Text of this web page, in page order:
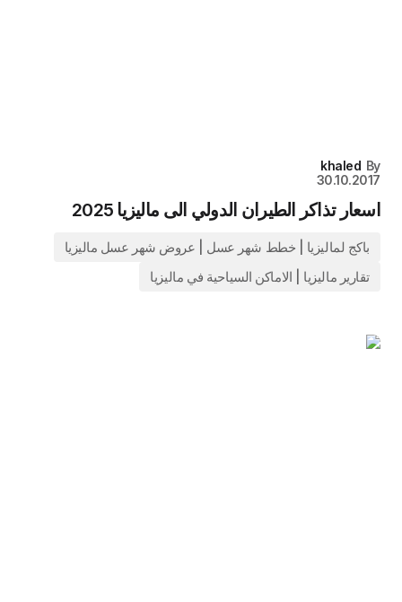
By
khaled
30.10.2017
اسعار تذاكر الطيران الدولي الى ماليزيا 2025
باكج لماليزيا | خطط شهر عسل | عروض شهر عسل ماليزيا
تقارير ماليزيا | الاماكن السياحية في ماليزيا